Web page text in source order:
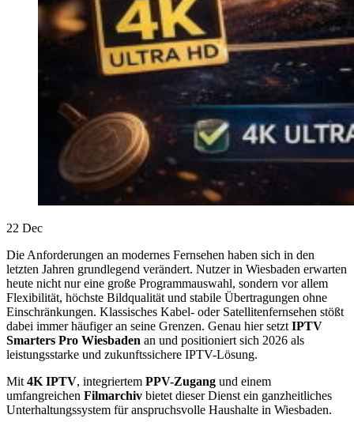
22 Dec
Die Anforderungen an modernes Fernsehen haben sich in den
letzten Jahren grundlegend verändert. Nutzer in Wiesbaden erwarten
heute nicht nur eine große Programmauswahl, sondern vor allem
Flexibilität, höchste Bildqualität und stabile Übertragungen ohne
Einschränkungen. Klassisches Kabel- oder Satellitenfernsehen stößt
dabei immer häufiger an seine Grenzen. Genau hier setzt IPTV
Smarters Pro Wiesbaden an und positioniert sich 2026 als
leistungsstarke und zukunftssichere IPTV-Lösung.
Mit 4K IPTV, integriertem PPV-Zugang und einem
umfangreichen Filmarchiv bietet dieser Dienst ein ganzheitliches
Unterhaltungssystem für anspruchsvolle Haushalte in Wiesbaden.